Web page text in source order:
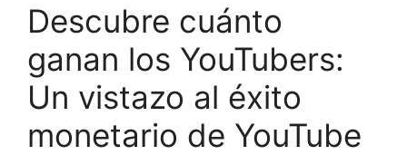
Descubre cuánto
ganan los YouTubers:
Un vistazo al éxito
monetario de YouTube